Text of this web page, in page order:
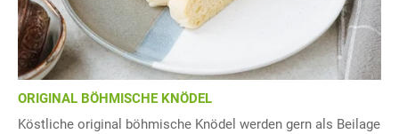
ORIGINAL BÖHMISCHE KNÖDEL
Köstliche original böhmische Knödel werden gern als Beilage